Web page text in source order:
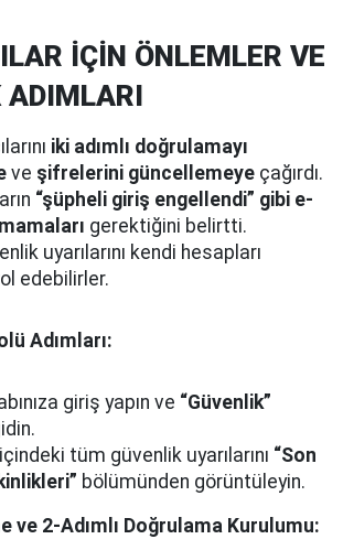
İÇİN ÖNLEMLER VE
ADIMLARI
iki adımlı doğrulamayı
ve şifrelerini güncellemeye çağırdı.
“şüpheli giriş engellendi” gibi e-
gerektiğini belirtti.
uyarılarını kendi hesapları
edebilirler.
Adımları:
giriş yapın ve “Güvenlik”
tüm güvenlik uyarılarını “Son
bölümünden görüntüleyin.
ve 2-Adımlı Doğrulama Kurulumu: